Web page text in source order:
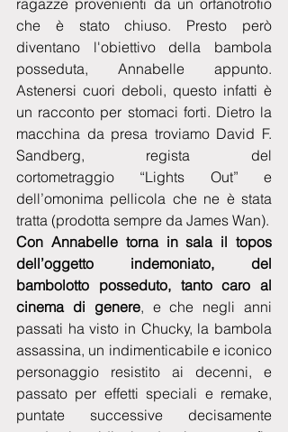
che è stato chiuso. Presto però
diventano l'obiettivo della bambola
posseduta, Annabelle appunto.
Astenersi cuori deboli, questo infatti è
un racconto per stomaci forti. Dietro la
macchina da presa troviamo David F.
Sandberg, regista del
cortometraggio “Lights Out” e
dell’omonima pellicola che ne è stata
tratta (prodotta sempre da James Wan).
Con Annabelle torna in sala il topos
dell’oggetto indemoniato, del
bambolotto posseduto, tanto caro al
cinema di genere, e che negli anni
passati ha visto in Chucky, la bambola
assassina, un indimenticabile e iconico
personaggio resistito ai decenni, e
passato per effetti speciali e remake,
puntate successive decisamente